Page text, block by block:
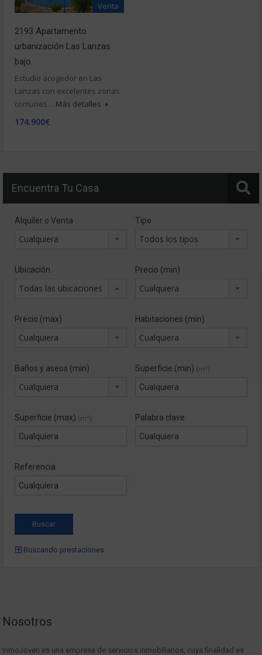
Venta
2193 Apartamento
urbanización Las Lanzas
bajo.
Estudio acogedor en Las
Lanzas con excelentes zonas
comunes… Más detalles
174.900€
Encuentra Tu Casa
Alquiler o Venta
Cualquiera
Tipo
Todos los tipos
Ubicación
Todas las ubicaciones
Precio (min)
Cualquiera
Precio (max)
Cualquiera
Habitaciones (min)
Cualquiera
Baños y aseos (min)
Cualquiera
Superficie (min) (m²)
Superficie (max) (m²) Palabra clave
Referencia
Buscando prestaciones
Nosotros
InmoJoven es una empresa de servicios inmobiliarios, cuya finalidad es